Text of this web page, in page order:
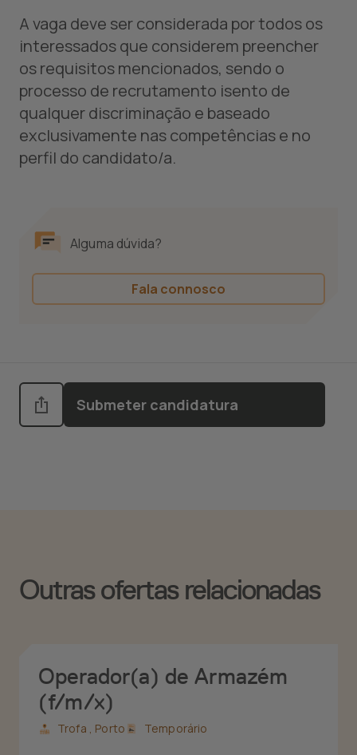
A vaga deve ser considerada por todos os
interessados que considerem preencher
os requisitos mencionados, sendo o
processo de recrutamento isento de
qualquer discriminação e baseado
exclusivamente nas competências e no
perfil do candidato/a.
Alguma dúvida?
Fala connosco
Submeter candidatura
Outras ofertas relacionadas
Operador(a) de Armazém
(f/m/x)
Trofa , Porto Temporário